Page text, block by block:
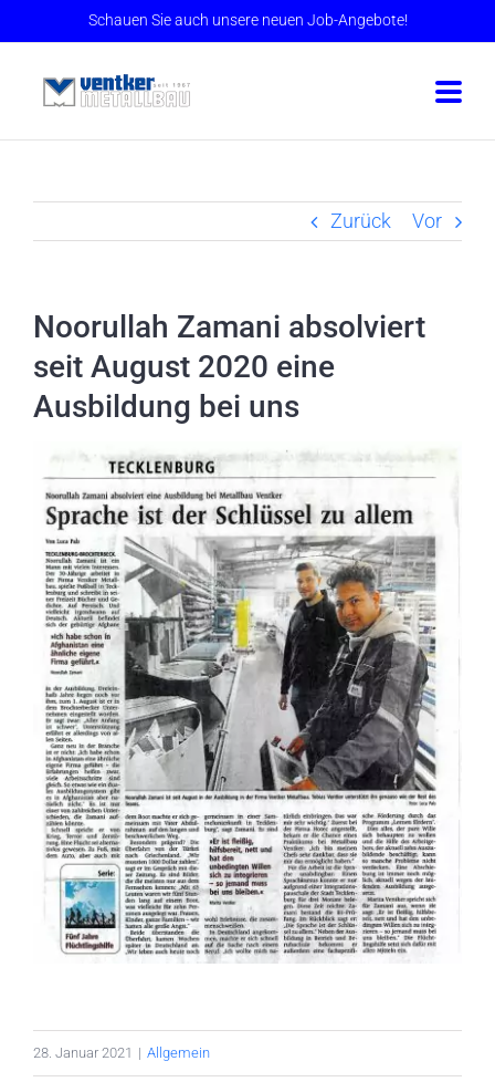
to
content
Schauen Sie auch unsere neuen Job-Angebote!
Zurück Vor
Noorullah Zamani absolviert
seit August 2020 eine
Ausbildung bei uns
28. Januar 2021 | Allgemein